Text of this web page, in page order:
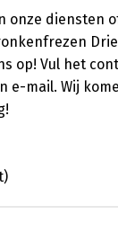
onze diensten
op! Vul het
e-mail. Wij